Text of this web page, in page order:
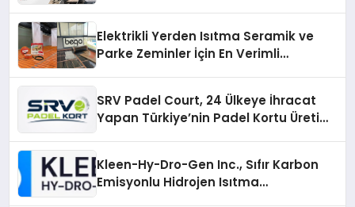
Elektrikli Yerden Isıtma Seramik ve
Parke Zeminler İçin En Verimli
SRV Padel Court, 24 Ülkeye İhracat
Yapan Türkiye’nin Padel Kortu Üretim
Kleen-Hy-Dro-Gen Inc., Sıfır Karbon
Emisyonlu Hidrojen Isıtma